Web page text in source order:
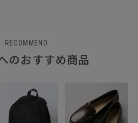
RECOMMEND
のおすすめ商品